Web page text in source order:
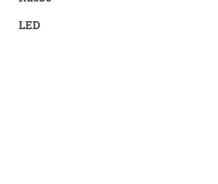
LED